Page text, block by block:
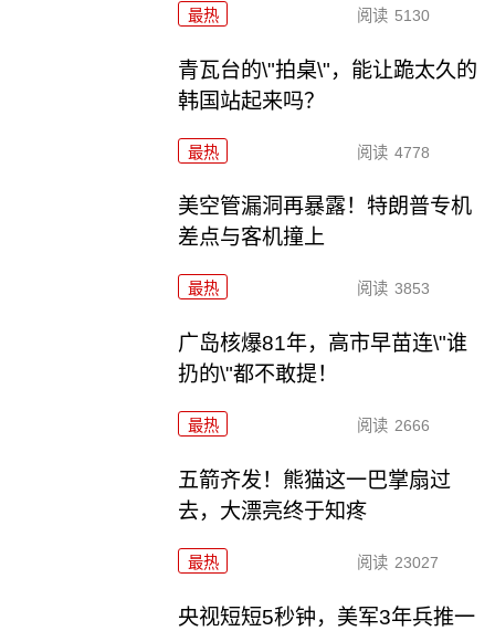
最热 阅读 5130
青瓦台的\"拍桌\"，能让跪太久的
韩国站起来吗？
最热 阅读 4778
美空管漏洞再暴露！特朗普专机
差点与客机撞上
最热 阅读 3853
广岛核爆81年，高市早苗连\"谁
扔的\"都不敢提！
最热 阅读 2666
五箭齐发！熊猫这一巴掌扇过
去，大漂亮终于知疼
最热 阅读 23027
央视短短5秒钟，美军3年兵推一